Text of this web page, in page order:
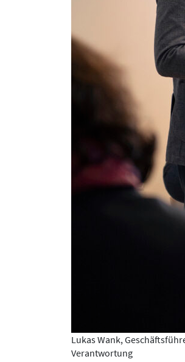
Lukas Wank,
Verantwortung